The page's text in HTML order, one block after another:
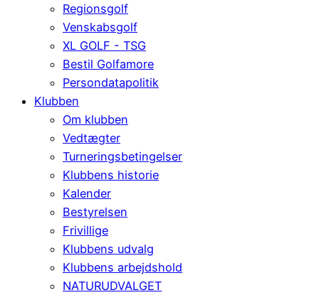
Regionsgolf
Venskabsgolf
XL GOLF - TSG
Bestil Golfamore
Persondatapolitik
Klubben
Om klubben
Vedtægter
Turneringsbetingelser
Klubbens historie
Kalender
Bestyrelsen
Frivillige
Klubbens udvalg
Klubbens arbejdshold
NATURUDVALGET